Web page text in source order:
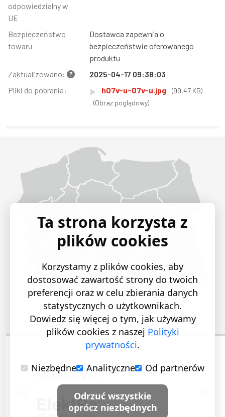
odpowiedzialny w
UE
Bezpieczeństwo
towaru
Dostawca zapewnia o
bezpieczeństwie oferowanego
produktu
Zaktualizowano:
2025-04-17 09:38:03
Pliki do pobrania:
h07v-u-07v-u.jpg
(99,47 KB)
(Obraz poglądowy)
POPRZEDNI SLAJD
Ta strona korzysta z
plików cookies
Korzystamy z plików cookies, aby
dostosować zawartość strony do twoich
preferencji oraz w celu zbierania danych
statystycznych o użytkownikach.
Dowiedz się więcej o tym, jak używamy
plików cookies z naszej Polityki
prywatności.
Niezbędne
Analityczne Od partnerów
Odrzuć wszystkie
oprócz niezbędnych